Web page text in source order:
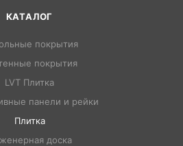
КАТАЛОГ
покрытия
покрытия
LVT Плитка
панели и рейки
Плитка
доска